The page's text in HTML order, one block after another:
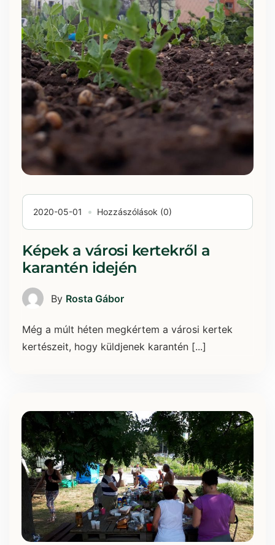
2020-05-01 Hozzászólások (0)
Képek a városi kertekről a
karantén idején
By Rosta Gábor
Még a múlt héten megkértem a városi kertek
kertészeit, hogy küldjenek karantén [...]